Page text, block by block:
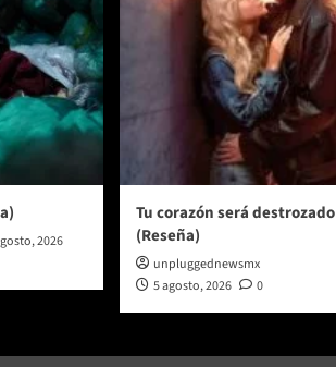
2026
Tu corazón será destrozado
(Reseña)
unpluggednewsmx
5 agosto, 2026
0